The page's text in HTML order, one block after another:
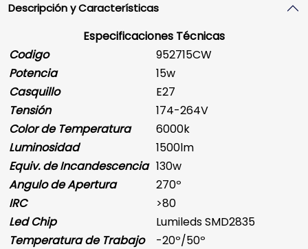
Descripción y Características
Especificaciones Técnicas
Codigo
952715CW
Potencia
15w
Casquillo
E27
Tensión
174-264V
Color de Temperatura
6000k
Luminosidad
1500lm
Equiv. de Incandescencia 130w
Angulo de Apertura
270º
IRC
>80
Led Chip
Lumileds SMD2835
Temperatura de Trabajo
-20º/50º